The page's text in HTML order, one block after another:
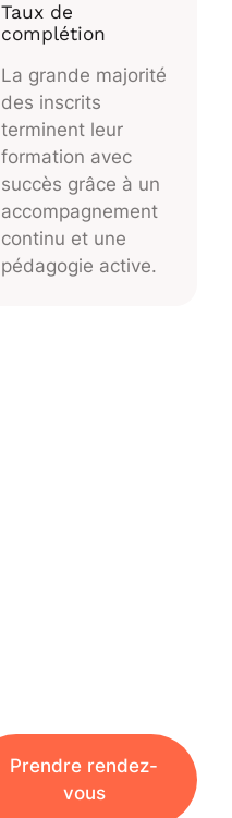
Taux de
complétion
La grande majorité
des inscrits
terminent leur
formation avec
succès grâce à un
accompagnement
continu et une
pédagogie active.
Prendre rendez-
vous